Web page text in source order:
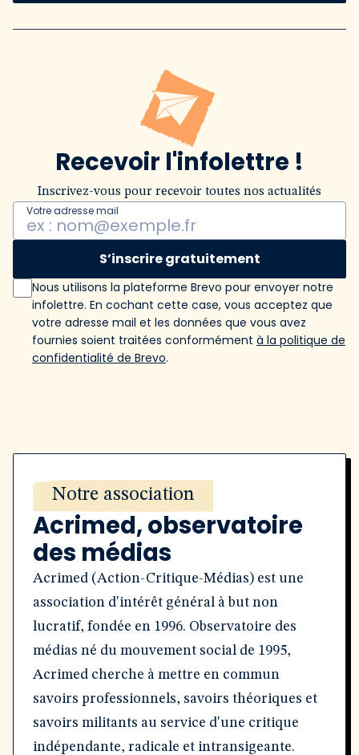
Recevoir l'infolettre !
Inscrivez-vous pour recevoir toutes nos actualités
Votre adresse mail
S’inscrire gratuitement
Nous utilisons la plateforme Brevo pour envoyer notre
infolettre. En cochant cette case, vous acceptez que
votre adresse mail et les données que vous avez
fournies soient traitées conformément à la politique de
confidentialité de Brevo.
Notre association
Acrimed, observatoire
des médias
Acrimed (Action-Critique-Médias) est une
association d'intérêt général à but non
lucratif, fondée en 1996. Observatoire des
médias né du mouvement social de 1995,
Acrimed cherche à mettre en commun
savoirs professionnels, savoirs théoriques et
savoirs militants au service d'une critique
indépendante, radicale et intransigeante.